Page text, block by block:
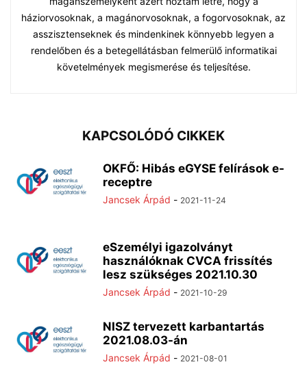
háziorvosoknak, a magánorvosoknak, a fogorvosoknak, az
asszisztenseknek és mindenkinek könnyebb legyen a
rendelőben és a betegellátásban felmerülő informatikai
követelmények megismerése és teljesítése.
KAPCSOLÓDÓ CIKKEK
OKFŐ: Hibás eGYSE felírások e-
receptre
Jancsek Árpád - 2021-11-24
eSzemélyi igazolványt
használóknak CVCA frissítés
lesz szükséges 2021.10.30
Jancsek Árpád - 2021-10-29
NISZ tervezett karbantartás
2021.08.03-án
Jancsek Árpád - 2021-08-01